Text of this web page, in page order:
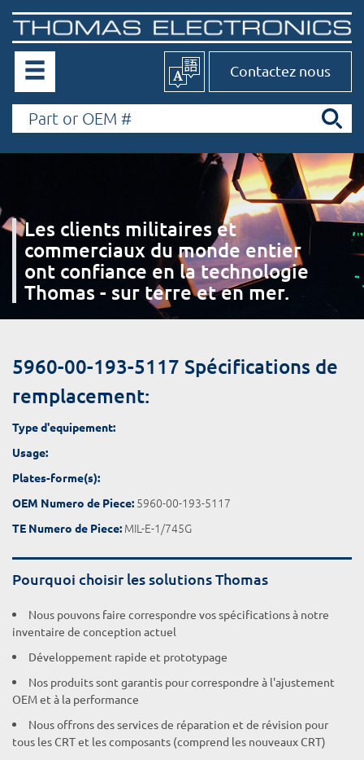
Contactez nous
Les clients militaires et
commerciaux du monde entier
ont confiance en la technologie
Thomas - sur terre et en mer.
5960-00-193-5117 Spécifications de
remplacement:
Type d'equipement:
Usage:
Plates-forme(s):
OEM Numero de Piece: 5960-00-193-5117
TE Numero de Piece: MIL-E-1/745G
Pourquoi choisir les solutions Thomas
Nous pouvons faire correspondre vos spécifications à notre
inventaire de conception actuel
Développement rapide et prototypage
Nos produits sont garantis pour correspondre à l'ajustement
OEM et à la performance
Nous offrons des services de réparation et de révision pour
tous les CRT et les composants (comprend les nouveaux CRT)